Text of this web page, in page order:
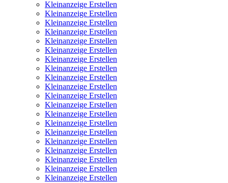
Kleinanzeige Erstellen
Kleinanzeige Erstellen
Kleinanzeige Erstellen
Kleinanzeige Erstellen
Kleinanzeige Erstellen
Kleinanzeige Erstellen
Kleinanzeige Erstellen
Kleinanzeige Erstellen
Kleinanzeige Erstellen
Kleinanzeige Erstellen
Kleinanzeige Erstellen
Kleinanzeige Erstellen
Kleinanzeige Erstellen
Kleinanzeige Erstellen
Kleinanzeige Erstellen
Kleinanzeige Erstellen
Kleinanzeige Erstellen
Kleinanzeige Erstellen
Kleinanzeige Erstellen
Kleinanzeige Erstellen